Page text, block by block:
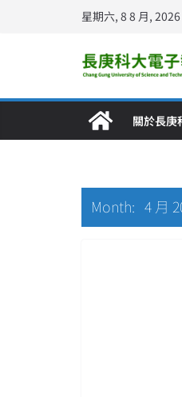
星期六, 8 8 月, 2026
關於長庚
Month: 4 月